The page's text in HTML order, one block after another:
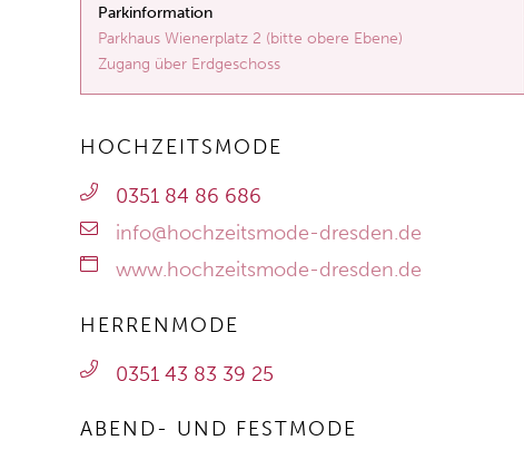
Parkinformation
Parkhaus Wienerplatz 2 (bitte obere Ebene)
Zugang über Erdgeschoss
HOCHZEITSMODE
0351 84 86 686
info@hochzeitsmode-dresden.de
www.hochzeitsmode-dresden.de
HERRENMODE
0351 43 83 39 25
ABEND- UND FESTMODE